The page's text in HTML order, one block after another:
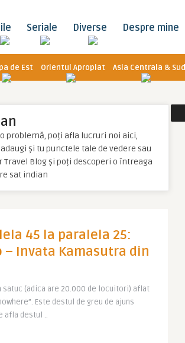
Seriale Diverse Despre mine
de Est Orientul Apropiat Asia Centrala & Sud
problemă, poți afla lucruri noi aici,
și tu punctele tale de vedere sau
Blog și poți descoperi o întreaga
sat indian
45 la paralela 25:
– Invata Kamasutra din
satuc (adica are 20.000 de locuitori) aflat
Este destul de greu de ajuns
afla destul ..